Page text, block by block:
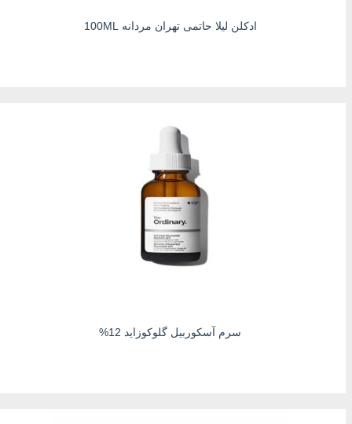
ادکلن لیلا حاتمی تهران مردانه 100ML
سرم آسکوربیل گلوکوزاید 12%